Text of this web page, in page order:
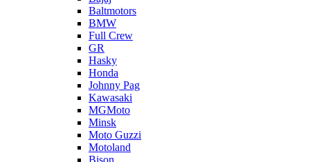
Baltmotors
BMW
Full Crew
GR
Hasky
Honda
Johnny Pag
Kawasaki
MGMoto
Minsk
Moto Guzzi
Motoland
Bison